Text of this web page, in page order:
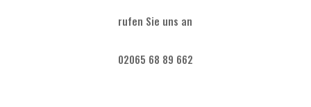
rufen Sie uns an
02065 68 89 662